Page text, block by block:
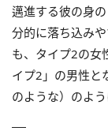
邁進する彼の身
分的に落ち込み
も、タイプ2の女
イプ2」の男性と
のような）のよ